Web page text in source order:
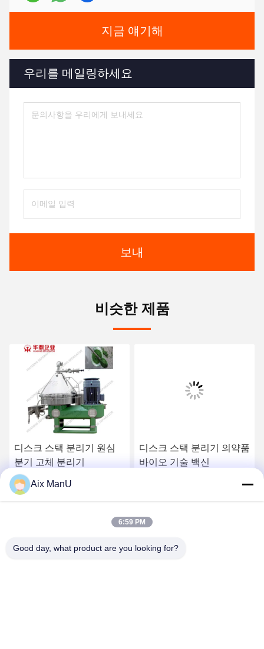
지금 얘기해
우리를 메일링하세요
보내
비슷한 제품
디스크 스택 분리기 원심
분기 고체 분리기
가장 좋은 가격 을 구하
디스크 스택 분리기 의약품
바이오 기술 백신
가장 좋은 가격 을 구하
Aix ManU
6:59 PM
Good day, what product are you looking for?